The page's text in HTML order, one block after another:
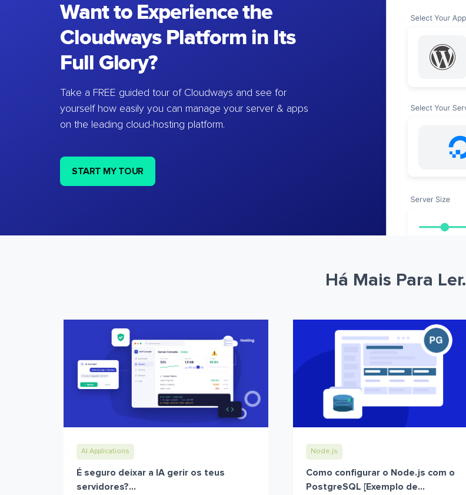
Want to Experience the
Cloudways Platform in Its
Full Glory?
Take a FREE guided tour of Cloudways and see for
yourself how easily you can manage your server & apps
on the leading cloud-hosting platform.
START MY TOUR
Há Mais Para Ler.
AI Applications
É seguro deixar a IA gerir os teus
servidores?...
Node.js
Como configurar o Node.js com o
PostgreSQL [Exemplo de...